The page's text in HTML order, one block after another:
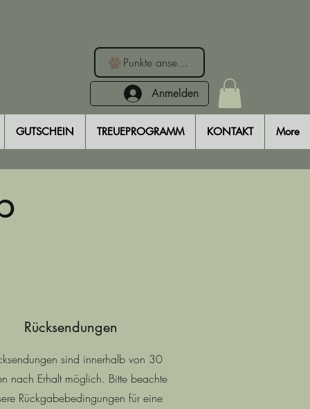
Punkte ansehen
Anmelden
GUTSCHEIN TREUEPROGRAMM KONTAKT More
Rücksendungen
sind innerhalb von 30
nach Erhalt möglich. Bitte beachte
Rückgabebedingungen für eine